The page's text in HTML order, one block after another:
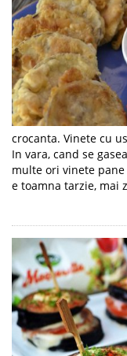
crocanta. Vinete cu
In vara, cand se
multe ori vinete
e toamna tarzie, mai